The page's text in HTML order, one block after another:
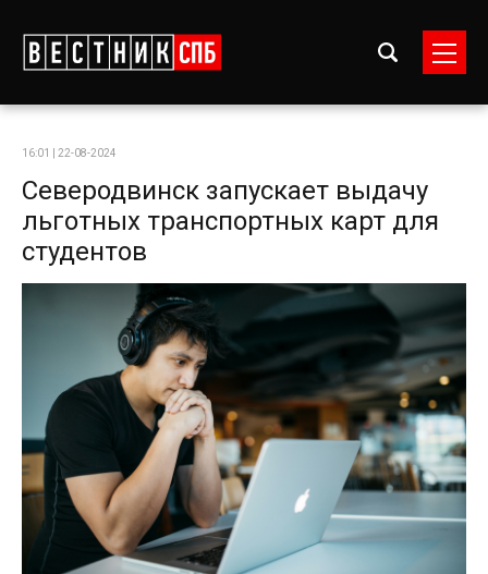
16:01 | 22-08-2024
Северодвинск запускает выдачу
льготных транспортных карт для
студентов